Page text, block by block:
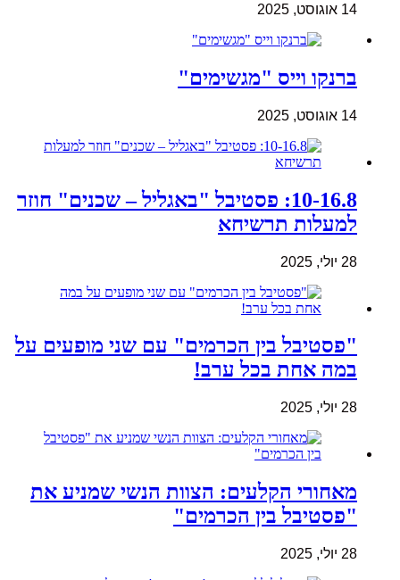
14 אוגוסט, 2025
ברנקו וייס "מגשימים"
14 אוגוסט, 2025
10-16.8: פסטיבל "באגליל – שכנים" חוזר
למעלות תרשיחא
28 יולי, 2025
"פסטיבל בין הכרמים" עם שני מופעים על
במה אחת בכל ערב!
28 יולי, 2025
מאחורי הקלעים: הצוות הנשי שמניע את
"פסטיבל בין הכרמים"
28 יולי, 2025